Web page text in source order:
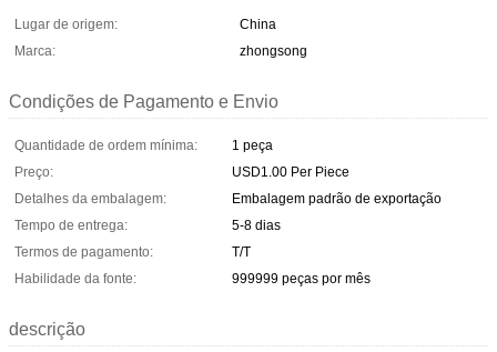
Lugar de origem:
China
Marca:
zhongsong
Condições de Pagamento e Envio
Quantidade de ordem mínima:
1 peça
Preço:
USD1.00 Per Piece
Detalhes da embalagem:
Embalagem padrão de exportação
Tempo de entrega:
5-8 dias
Termos de pagamento:
T/T
Habilidade da fonte:
999999 peças por mês
descrição